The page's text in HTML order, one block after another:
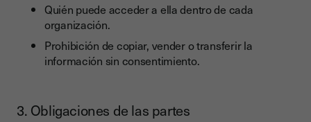
Quién puede acceder a ella dentro de cada
organización.
Prohibición de copiar, vender o transferir la
información sin consentimiento.
3. Obligaciones de las partes